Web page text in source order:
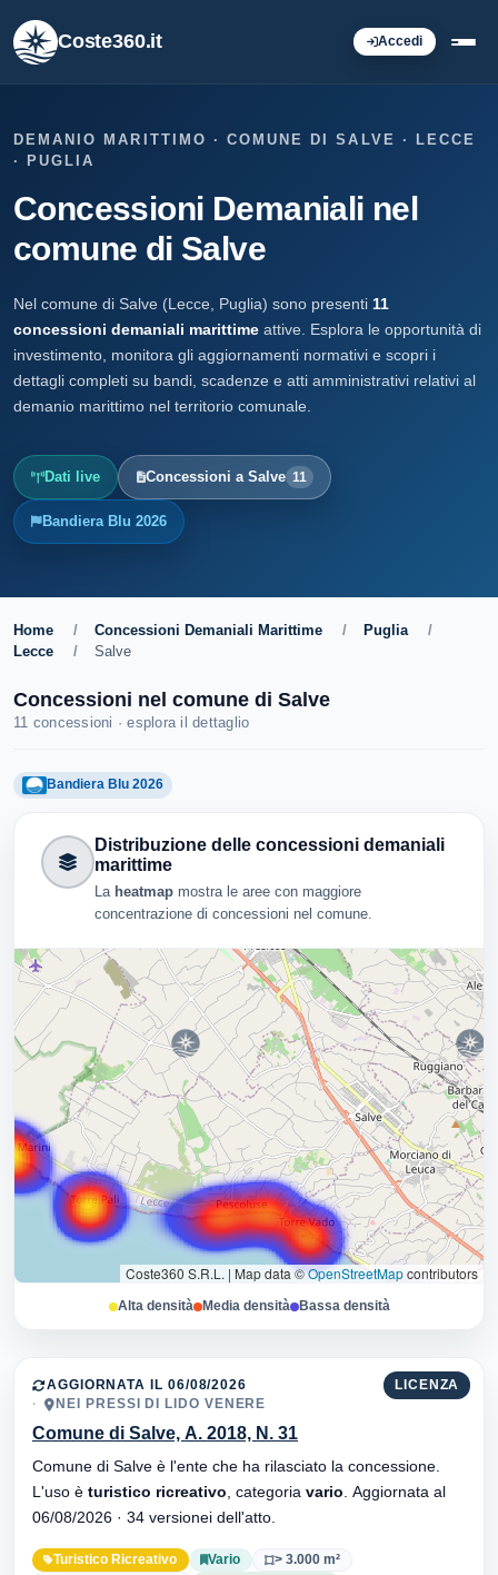
Coste360.it Accedi
DEMANIO MARITTIMO · COMUNE DI SALVE · LECCE
· PUGLIA
Concessioni Demaniali nel
comune di Salve
Nel comune di Salve (Lecce, Puglia) sono presenti 11
concessioni demaniali marittime attive. Esplora le opportunità di
investimento, monitora gli aggiornamenti normativi e scopri i
dettagli completi su bandi, scadenze e atti amministrativi relativi al
demanio marittimo nel territorio comunale.
Dati live Concessioni a Salve 11
Bandiera Blu 2026
Home / Concessioni Demaniali Marittime / Puglia
/
Lecce
/ Salve
Concessioni nel comune di Salve
11 concessioni · esplora il dettaglio
Bandiera Blu 2026
Distribuzione delle concessioni demaniali
marittime
La heatmap mostra le aree con maggiore
concentrazione di concessioni nel comune.
Coste360 S.R.L. | Map data ©OpenStreetMapcontributors
Alta densità Media densità Bassa densità
LICENZA
AGGIORNATA IL 06/08/2026
NEI PRESSI DI LIDO VENERE
Comune di Salve, A. 2018, N. 31
Comune di Salve è l'ente che ha rilasciato la concessione.
L'uso è turistico ricreativo , categoria vario
06/08/2026 · 34 versionei dell'atto.
Turistico Ricreativo Vario
> 3.000 m²